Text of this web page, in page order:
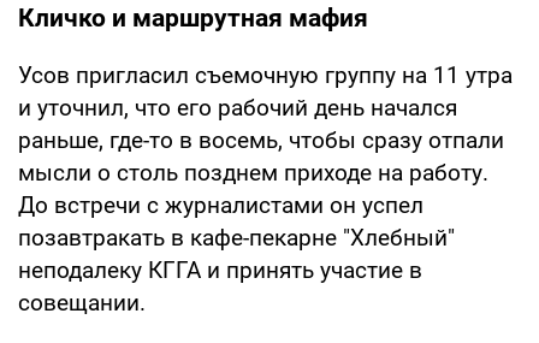
Кличко и маршрутная мафия
Усов пригласил съемочную группу на 11 утра
и уточнил, что его рабочий день начался
раньше, где-то в восемь, чтобы сразу отпали
мысли о столь позднем приходе на работу.
До встречи с журналистами он успел
позавтракать в кафе-пекарне "Хлебный"
неподалеку КГГА и принять участие в
совещании.